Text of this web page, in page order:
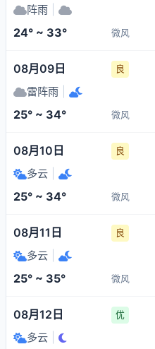
阵雨
24° ~ 33° 微风
08月09日 良
雷阵雨
25° ~ 34° 微风
08月10日 良
多云
25° ~ 34° 微风
08月11日 良
多云
25° ~ 35° 微风
08月12日 优
多云